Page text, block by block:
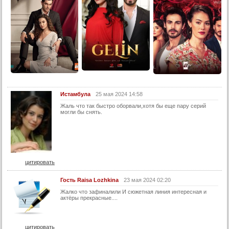
Истамбула
25 мая 2024 14:58
Жаль что так быстро оборвали,хотя бы еще пару серий
могли бы снять.
цитировать
Гость Raisa Lozhkina
23 мая 2024 02:20
Жалко что зафиналили И сюжетная линия интересная и
актёры прекрасные....
цитировать